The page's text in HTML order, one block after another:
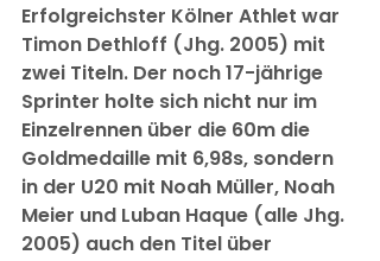
Erfolgreichster Kölner Athlet war
Timon Dethloff (Jhg. 2005) mit
zwei Titeln. Der noch 17-jährige
Sprinter holte sich nicht nur im
Einzelrennen über die 60m die
Goldmedaille mit 6,98s, sondern
in der U20 mit Noah Müller, Noah
Meier und Luban Haque (alle Jhg.
2005) auch den Titel über